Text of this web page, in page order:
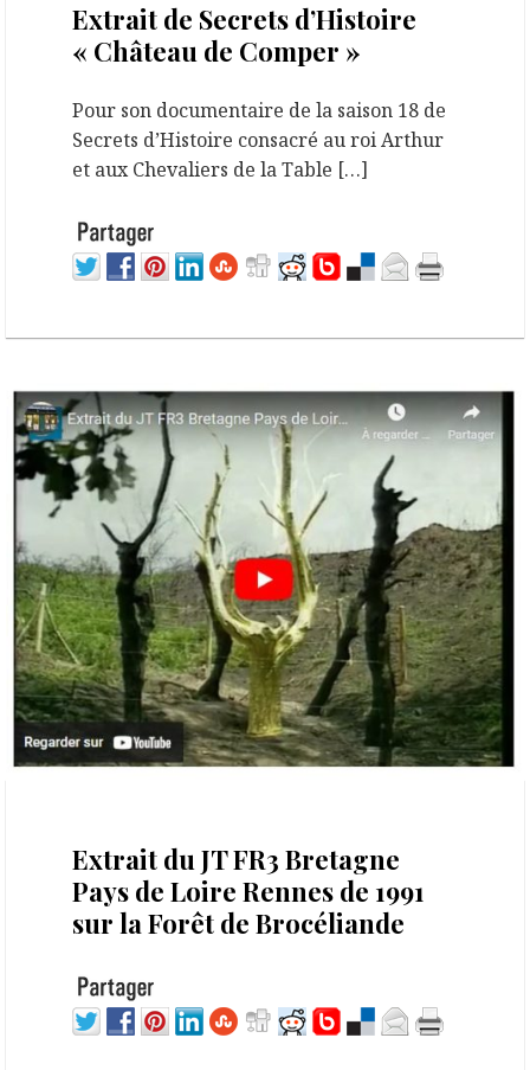
Extrait de Secrets d’Histoire
« Château de Comper »
Pour son documentaire de la saison 18 de
Secrets d’Histoire consacré au roi Arthur
et aux Chevaliers de la Table […]
Extrait du JT FR3 Bretagne
Pays de Loire Rennes de 1991
sur la Forêt de Brocéliande